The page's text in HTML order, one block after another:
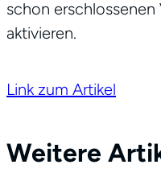
schon
aktivieren.
Link zum Artikel
Weitere